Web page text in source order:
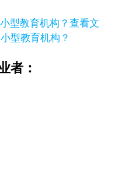
查看文
型教育机构？
者：